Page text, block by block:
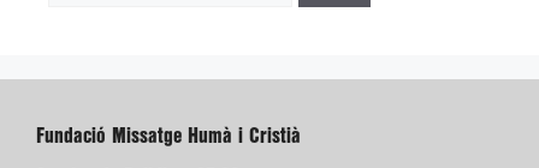
Fundació Missatge Humà i Cristià